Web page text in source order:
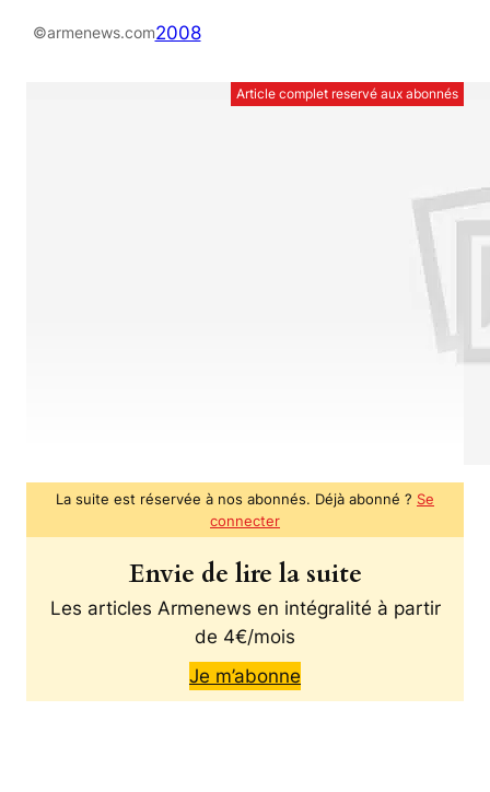
©armenews.com2008
Article complet reservé aux abonnés
La suite est réservée à nos abonnés. Déjà abonné ? Se
connecter
Envie de lire la suite
Les articles Armenews en intégralité à partir
de 4€/mois
Je m’abonne